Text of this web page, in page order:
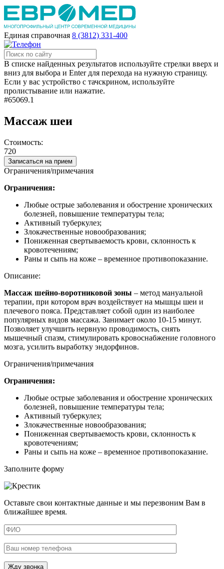
Единая справочная 8 (3812) 331-400
В списке найденных результатов используйте стрелки вверх и
вниз для выбора и Enter для перехода на нужную страницу.
Если у вас устройство с тачскрином, используйте
пролистывание или нажатие.
#65069.1
Массаж шеи
Стоимость:
720
Записаться на прием
Ограничения/примечания
Ограничения:
Любые острые заболевания и обострение хронических
болезней, повышение температуры тела;
Активный туберкулез;
Злокачественные новообразования;
Пониженная свертываемость крови, склонность к
кровотечениям;
Раны и сыпь на коже – временное противопоказание.
Описание:
Массаж шейно-воротниковой зоны – метод мануальной
терапии, при котором врач воздействует на мышцы шеи и
плечевого пояса. Представляет собой один из наиболее
популярных видов массажа. Занимает около 10-15 минут.
Позволяет улучшить нервную проводимость, снять
мышечный спазм, стимулировать кровоснабжение головного
мозга, усилить выработку эндорфинов.
Ограничения/примечания
Ограничения:
Любые острые заболевания и обострение хронических
болезней, повышение температуры тела;
Активный туберкулез;
Злокачественные новообразования;
Пониженная свертываемость крови, склонность к
кровотечениям;
Раны и сыпь на коже – временное противопоказание.
Заполните форму
Оставьте свои контактные данные и мы перезвоним Вам в
ближайшее время.